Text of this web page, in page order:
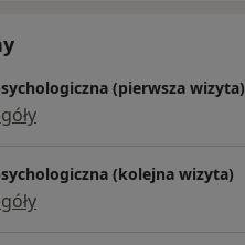
zabrodzie
(pierwsza wizyta)
(kolejna wizyta)